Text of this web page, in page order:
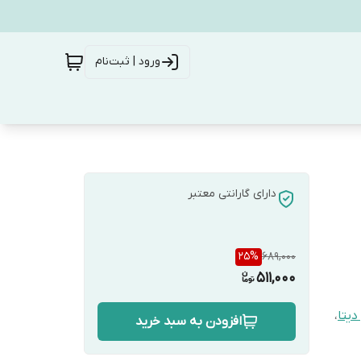
ورود | ثبت‌نام
،
دارای گارانتی معتبر
689,000
25%
511,000
افزودن به سبد خرید